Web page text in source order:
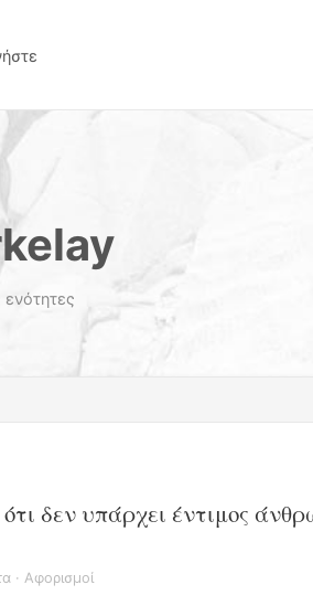
δεν υπάρχει έντιμος
· Αφορισμοί